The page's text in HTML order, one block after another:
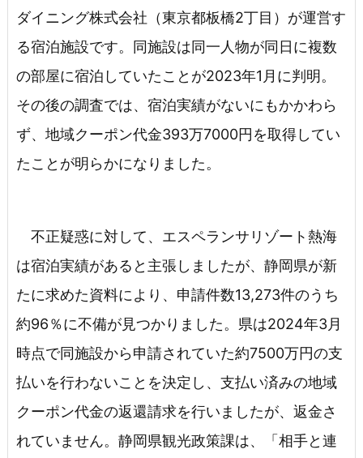
ダイニング株式会社（東京都板橋2丁目）が運営す
る宿泊施設です。同施設は同一人物が同日に複数
の部屋に宿泊していたことが2023年1月に判明。
その後の調査では、宿泊実績がないにもかかわら
ず、地域クーポン代金393万7000円を取得してい
たことが明らかになりました。
不正疑惑に対して、エスペランサリゾート熱海
は宿泊実績があると主張しましたが、静岡県が新
たに求めた資料により、申請件数13,273件のうち
約96％に不備が見つかりました。県は2024年3月
時点で同施設から申請されていた約7500万円の支
払いを行わないことを決定し、支払い済みの地域
クーポン代金の返還請求を行いましたが、返金さ
れていません。静岡県観光政策課は、「相手と連